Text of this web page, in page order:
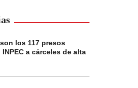
los 117 presos
a cárceles de alta